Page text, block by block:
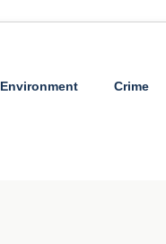
Environment Crime